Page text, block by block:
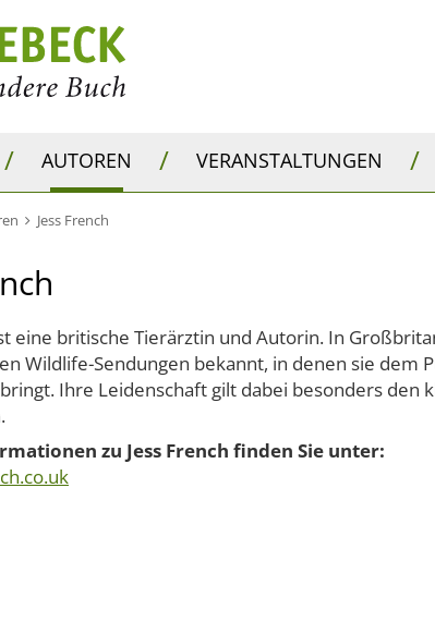
/ AUTOREN / VERANSTALTUNGEN /
Jess French
eine britische Tierärztin und Autorin. In
Wildlife-Sendungen bekannt, in denen sie dem
Ihre Leidenschaft gilt dabei besonders den
zu Jess French finden Sie unter: